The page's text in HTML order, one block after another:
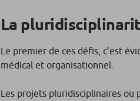
La
Le premier de ces défis, c’est
médical et organisationnel.
Les projets pluridisciplinaires